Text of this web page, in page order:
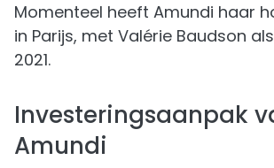
Momenteel heeft Amundi haar
in Parijs, met Valérie Baudson
2021.
Investeringsaanpak
Amundi